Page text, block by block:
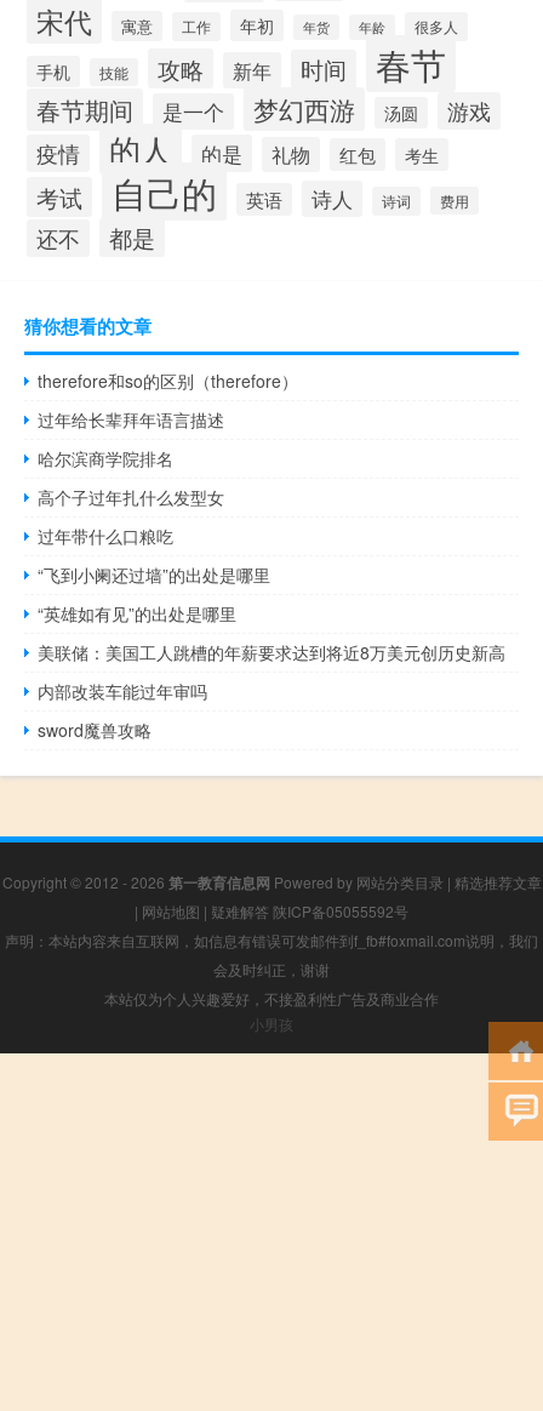
宋代 寓意 工作 年初 年货 年龄 很多人
手机 技能 攻略 新年 时间 春节
春节期间 是一个 梦幻西游 汤圆
游戏
疫情
的人 的是 礼物 红包 考生
考试 自己的 英语 诗人 诗词 费用
还不 都是
猜你想看的文章
therefore和so的区别（therefore）
过年给长辈拜年语言描述
哈尔滨商学院排名
高个子过年扎什么发型女
过年带什么口粮吃
“飞到小阑还过墙”的出处是哪里
“英雄如有见”的出处是哪里
美联储：美国工人跳槽的年薪要求达到将近8万美元创历史新高
内部改装车能过年审吗
sword魔兽攻略
Copyright © 2012 - 2026 第一教育信息网 Powered by 网站分类目录 | 精选推荐文章
| 网站地图 | 疑难解答 陕ICP备05055592号
声明：本站内容来自互联网，如信息有错误可发邮件到f_fb#foxmail.com说明，我们
会及时纠正，谢谢
本站仅为个人兴趣爱好，不接盈利性广告及商业合作
小男孩